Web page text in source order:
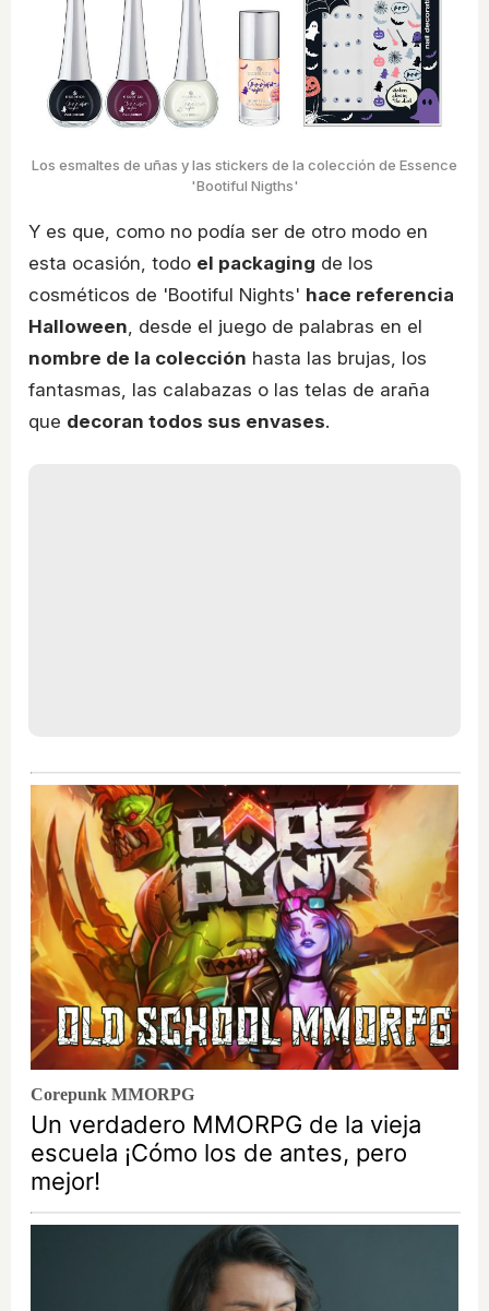
Los esmaltes de uñas y las stickers de la colección de Essence
'Bootiful Nigths'
Y es que, como no podía ser de otro modo en
esta ocasión, todo el packaging de los
cosméticos de 'Bootiful Nights' hace referencia
Halloween, desde el juego de palabras en el
nombre de la colección hasta las brujas, los
fantasmas, las calabazas o las telas de araña
que decoran todos sus envases.
Corepunk MMORPG
Un verdadero MMORPG de la vieja
escuela ¡Cómo los de antes, pero
mejor!